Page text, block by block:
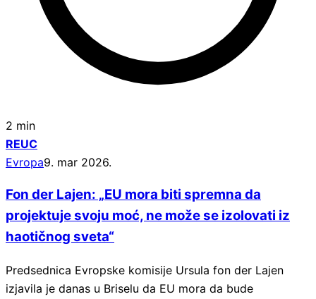
2 min
REUC
Evropa9. mar 2026.
Fon der Lajen: „EU mora biti spremna da
projektuje svoju moć, ne može se izolovati iz
haotičnog sveta“
Predsednica Evropske komisije Ursula fon der Lajen
izjavila je danas u Briselu da EU mora da bude